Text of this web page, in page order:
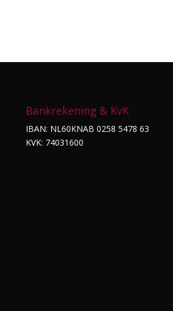
Bankrekening & KvK
IBAN: NL60KNAB 0258 5478 63
KVK: 74031600